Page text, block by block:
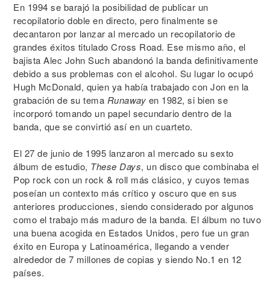
En 1994 se barajó la posibilidad de publicar un
recopilatorio doble en directo, pero finalmente se
decantaron por lanzar al mercado un recopilatorio de
grandes éxitos titulado Cross Road. Ese mismo año, el
bajista Alec John Such abandonó la banda definitivamente
debido a sus problemas con el alcohol. Su lugar lo ocupó
Hugh McDonald, quien ya había trabajado con Jon en la
grabación de su tema Runaway en 1982, si bien se
incorporó tomando un papel secundario dentro de la
banda, que se convirtió así en un cuarteto.
El 27 de junio de 1995 lanzaron al mercado su sexto
álbum de estudio, These Days, un disco que combinaba el
Pop rock con un rock & roll más clásico, y cuyos temas
poseían un contexto más crítico y oscuro que en sus
anteriores producciones, siendo considerado por algunos
como el trabajo más maduro de la banda. El álbum no tuvo
una buena acogida en Estados Unidos, pero fue un gran
éxito en Europa y Latinoamérica, llegando a vender
alrededor de 7 millones de copias y siendo No.1 en 12
países.